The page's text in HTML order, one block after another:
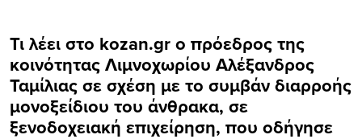
Τι λέει στο kozan.gr ο πρόεδρος της
κοινότητας Λιμνοχωρίου Αλέξανδρος
Ταμίλιας σε σχέση με το συμβάν διαρροής
μονοξείδιου του άνθρακα, σε
ξενοδοχειακή επιχείρηση, που οδήγησε